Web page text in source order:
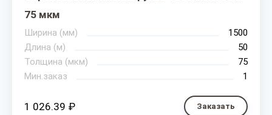
75 мкм
Ширина (мм)
1500
Длина (м)
50
Толщина (мкм)
75
Мин.заказ
1
1 026.39 ₽ Заказать